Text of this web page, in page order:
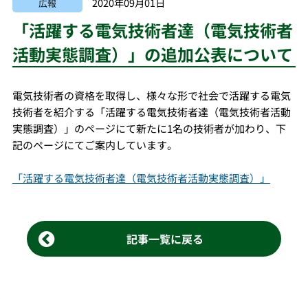
広報
「活躍する電気技術者達（電気技術者
活動実態調査）」の追加公表について
電気技術者の資格を取得し、様々な形で社会で活躍する電気
技術者を紹介する「活躍する電気技術者達（電気技術者活動
実態調査）」のページにて新たに1名の技術者が加わり、下
記のページにてご案内しています。
「活躍する電気技術者達（電気技術者活動実態調査）」
記事一覧に戻る